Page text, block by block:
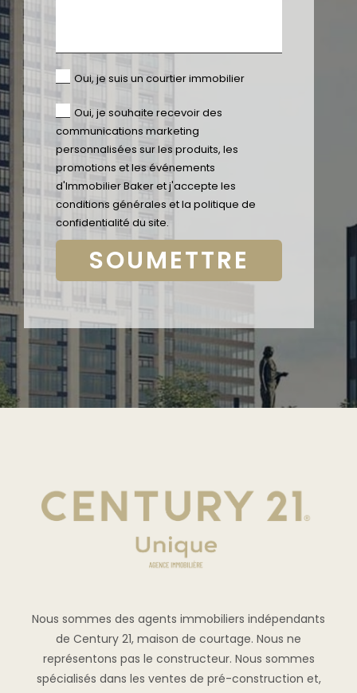
Oui, je suis un courtier immobilier
Oui, je souhaite recevoir des
communications marketing
personnalisées sur les produits, les
promotions et les événements
d'Immobilier Baker et j'accepte les
conditions générales et la politique de
confidentialité du site.
SOUMETTRE
Nous sommes des agents immobiliers indépendants
de Century 21, maison de courtage. Nous ne
représentons pas le constructeur. Nous sommes
spécialisés dans les ventes de pré-construction et,